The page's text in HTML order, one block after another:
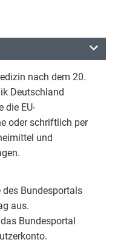
nach dem 20.
Deutschland
die EU-
oder schriftlich per
und
des Bundesportals
aus.
Bundesportal